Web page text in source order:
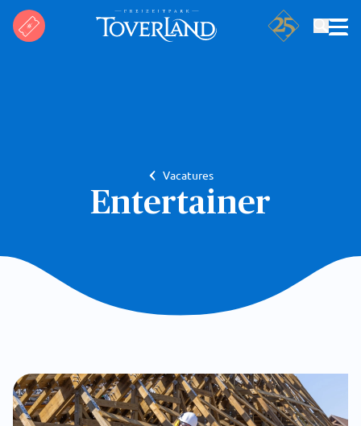
Vacatures
Entertainer